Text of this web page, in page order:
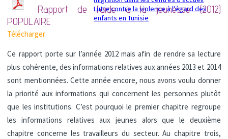
Lutte contre la violence à l'égard des
enfants en Tunisie
Rapport de l’aide à la jeunesse (2012)
POPULAIRE
Télécharger
Ce rapport porte sur l’année 2012 mais afin de rendre sa lecture
plus cohérente, des informations relatives aux années 2013 et 2014
sont mentionnées. Cette année encore, nous avons voulu donner
la priorité aux informations qui concernent les personnes plutôt
que les institutions. C’est pourquoi le premier chapitre regroupe
les informations relatives aux jeunes alors que le deuxième
chapitre concerne les travailleurs du secteur. Au chapitre trois,